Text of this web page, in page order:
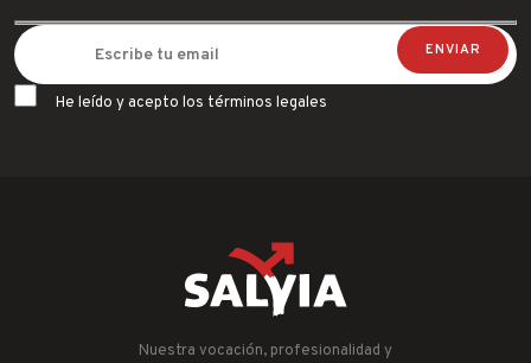
He leído y acepto los términos legales
Nuestra vocación, profesionalidad y